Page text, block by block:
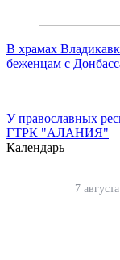
В храмах
беженцам с
У православных
ГТРК "АЛАНИЯ"
Календарь
7